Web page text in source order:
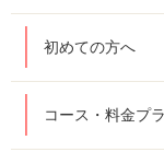
初めての方へ
コース・料金プ